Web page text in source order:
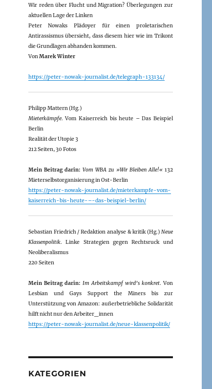
Wir reden über Flucht und Migration? Überlegungen zur
aktuellen Lage der Linken
Peter Nowaks Plädoyer für einen proletarischen
Antirassismus übersieht, dass diesem hier wie im Trikont
die Grundlagen abhanden kommen.
VonMarek Winter
https://peter-nowak-journalist.de/telegraph-133134/
Philipp Mattern (Hg.)
Mieterkämpfe. Vom Kaiserreich bis heute – Das Beispiel
Berlin
Realität der Utopie 3
212 Seiten, 30 Fotos
Mein Beitrag darin: Vom WBA zu »Wir Bleiben Alle!«132
Mieterselbstorganisierung in Ost-Berlin
https://peter-nowak-journalist.de/mieterkampfe-vom-
kaiserreich-bis-heute-–-das-beispiel-berlin/
Sebastian Friedrich / Redaktion analyse & kritik (Hg.) Neue
Klassenpolitik. Linke Strategien gegen Rechtsruck und
Neoliberalismus
220 Seiten
Mein Beitrag darin: Im Arbeitskampf wird’s konkret. Von
Lesbian und Gays Support the Miners bis zur
Unterstützung von Amazon: außerbetriebliche Solidarität
hilft nicht nur den Arbeiter_innen
https://peter-nowak-journalist.de/neue-klassenpolitik/
KATEGORIEN